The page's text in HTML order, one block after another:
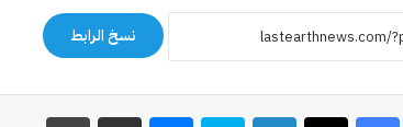
نسخ الرابط
فيسبوك‫X لينكدإن سكايب ماسنجر مشاركة عبر البريد طباعة